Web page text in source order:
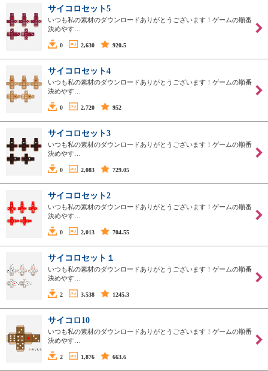
サイコロセット5
いつも私の素材のダウンロードありがとうございます！ゲームの順番
決めやす…
0 2,630 920.5
サイコロセット4
いつも私の素材のダウンロードありがとうございます！ゲームの順番
決めやす…
0 2,720 952
サイコロセット3
いつも私の素材のダウンロードありがとうございます！ゲームの順番
決めやす…
0 2,083 729.05
サイコロセット2
いつも私の素材のダウンロードありがとうございます！ゲームの順番
決めやす…
0 2,013 704.55
サイコロセット１
いつも私の素材のダウンロードありがとうございます！ゲームの順番
決めやす…
2 3,538 1245.3
サイコロ10
いつも私の素材のダウンロードありがとうございます！ゲームの順番
決めやす…
2 1,876 663.6